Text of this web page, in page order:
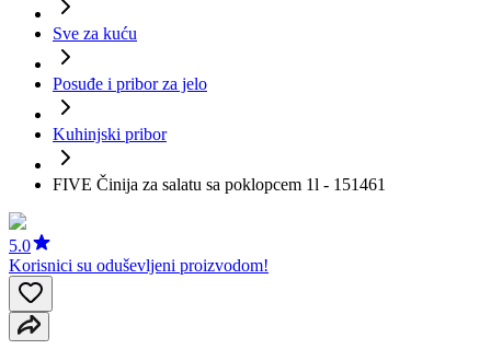
Sve za kuću
Posuđe i pribor za jelo
Kuhinjski pribor
FIVE Činija za salatu sa poklopcem 1l - 151461
5.0
Korisnici su oduševljeni proizvodom!